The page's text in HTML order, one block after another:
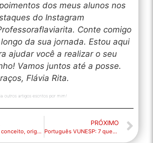
dos meus alunos nos
do Instagram
Conte comigo
da sua jornada. Estou aqui
ajudar você a realizar o seu
Vamos juntos até a posse.
Flávia Rita.
outros artigos escritos por mim!
Cacofonia – conceito, origem e exercícios
PRÓXIMO
Português VUNESP: 7 questões comentadas GRATUITAS para você treinar e revisar!